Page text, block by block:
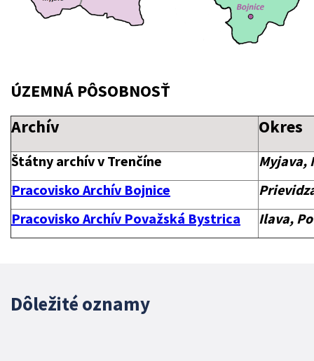
ÚZEMNÁ PÔSOBNOSŤ
Archív
Okres
Štátny archív v Trenčíne
Myjava,
Pracovisko Archív Bojnice
Pracovisko Archív Považská Bystrica Ilava,
Dôležité oznamy